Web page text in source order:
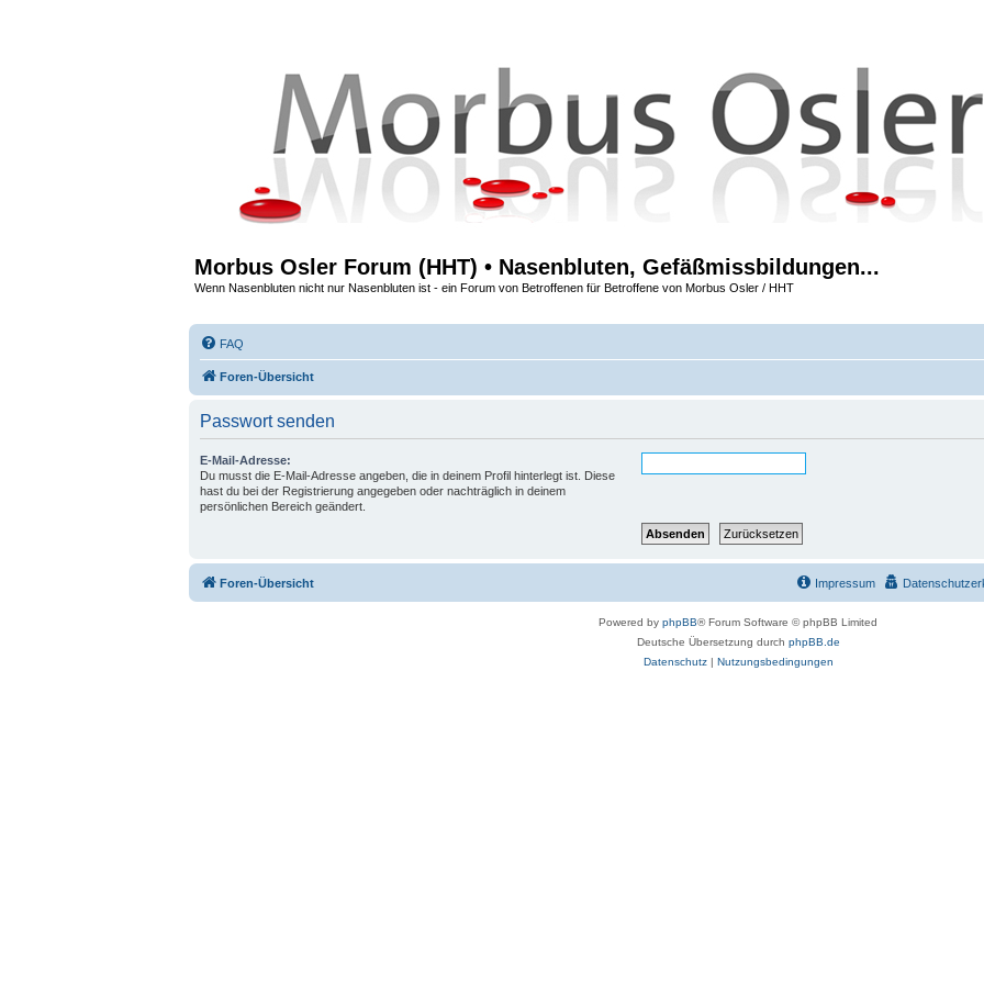
Morbus Osler Forum (HHT) • Nasenbluten, Gefäßmissbildungen...
Wenn Nasenbluten nicht nur Nasenbluten ist - ein Forum von Betroffenen für Betroffene von Morbus Osler / HHT
FAQ
Foren-Übersicht
Passwort senden
E-Mail-Adresse:
Du musst die E-Mail-Adresse angeben, die in deinem Profil hinterlegt ist. Diese
hast du bei der Registrierung angegeben oder nachträglich in deinem
persönlichen Bereich geändert.
Foren-Übersicht Impressum
Powered by phpBB® Forum Software © phpBB Limited
Deutsche Übersetzung durch phpBB.de
Datenschutz| Nutzungsbedingungen